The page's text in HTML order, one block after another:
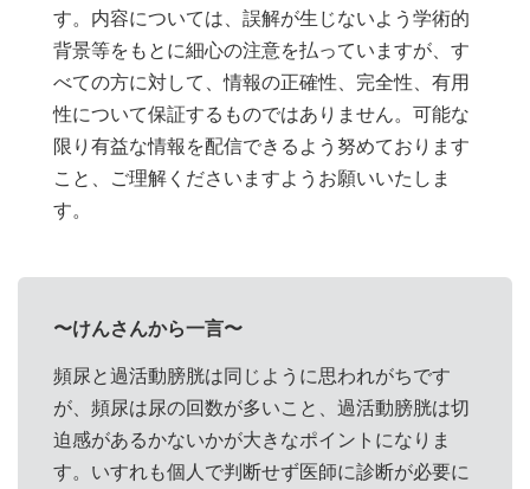
す。内容については、誤解が生じないよう学術的
背景等をもとに細心の注意を払っていますが、す
べての方に対して、情報の正確性、完全性、有用
性について保証するものではありません。可能な
限り有益な情報を配信できるよう努めております
こと、ご理解くださいますようお願いいたしま
す。
〜けんさんから一言〜
頻尿と過活動膀胱は同じように思われがちです
が、頻尿は尿の回数が多いこと、過活動膀胱は切
迫感があるかないかが大きなポイントになりま
す。いすれも個人で判断せず医師に診断が必要に